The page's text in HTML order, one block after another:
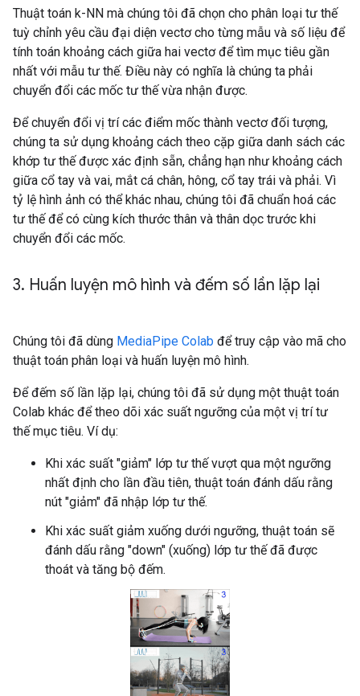
Thuật toán k-NN mà chúng tôi đã chọn cho phân loại tư thế
tuỳ chỉnh yêu cầu đại diện vectơ cho từng mẫu và số liệu để
tính toán khoảng cách giữa hai vectơ để tìm mục tiêu gần
nhất với mẫu tư thế. Điều này có nghĩa là chúng ta phải
chuyển đổi các mốc tư thế vừa nhận được.
Để chuyển đổi vị trí các điểm mốc thành vectơ đối tượng,
chúng ta sử dụng khoảng cách theo cặp giữa danh sách các
khớp tư thế được xác định sẵn, chẳng hạn như khoảng cách
giữa cổ tay và vai, mắt cá chân, hông, cổ tay trái và phải. Vì
tỷ lệ hình ảnh có thể khác nhau, chúng tôi đã chuẩn hoá các
tư thế để có cùng kích thước thân và thân dọc trước khi
chuyển đổi các mốc.
3. Huấn luyện mô hình và đếm số lần lặp lại
Chúng tôi đã dùng MediaPipe Colab để truy cập vào mã cho
thuật toán phân loại và huấn luyện mô hình.
Để đếm số lần lặp lại, chúng tôi đã sử dụng một thuật toán
Colab khác để theo dõi xác suất ngưỡng của một vị trí tư
thế mục tiêu. Ví dụ:
Khi xác suất "giảm" lớp tư thế vượt qua một ngưỡng
nhất định cho lần đầu tiên, thuật toán đánh dấu rằng
nút "giảm" đã nhập lớp tư thế.
Khi xác suất giảm xuống dưới ngưỡng, thuật toán sẽ
đánh dấu rằng "down" (xuống) lớp tư thế đã được
thoát và tăng bộ đếm.